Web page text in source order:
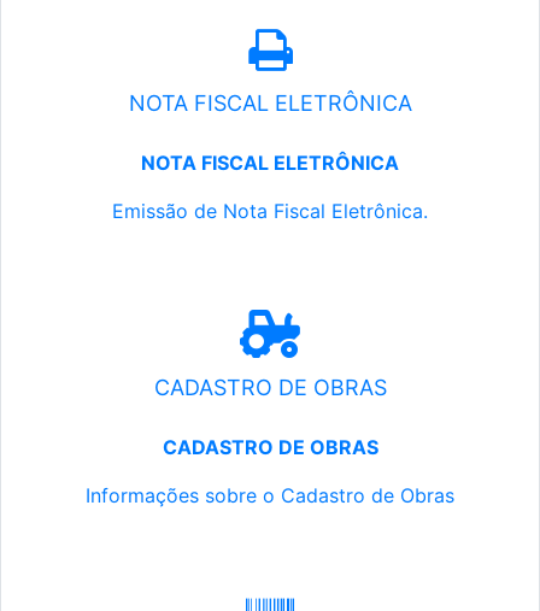
NOTA FISCAL ELETRÔNICA
NOTA FISCAL ELETRÔNICA
Emissão de Nota Fiscal Eletrônica.
CADASTRO DE OBRAS
CADASTRO DE OBRAS
Informações sobre o Cadastro de Obras